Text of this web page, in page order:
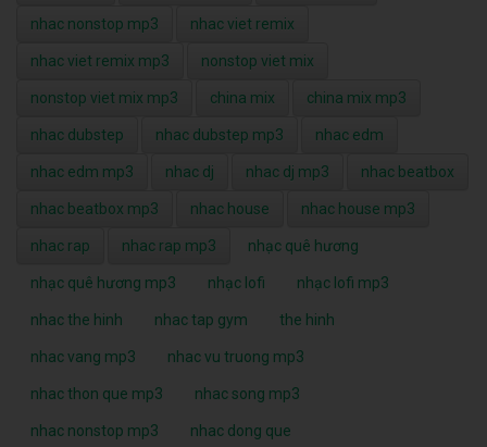
nhac nonstop mp3 nhac viet remix
nhac viet remix mp3 nonstop viet mix
nonstop viet mix mp3 china mix china mix mp3
nhac dubstep nhac dubstep mp3 nhac edm
nhac edm mp3 nhac dj nhac dj mp3 nhac beatbox
nhac beatbox mp3 nhac house nhac house mp3
nhac rap nhac rap mp3 nhạc quê hương
nhạc quê hương mp3 nhạc lofi nhạc lofi mp3
nhac the hinh nhac tap gym the hinh
nhac vang mp3 nhac vu truong mp3
nhac thon que mp3 nhac song mp3
nhac nonstop mp3 nhac dong que